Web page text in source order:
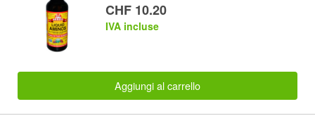
CHF 10.20
IVA incluse
Aggiungi al carrello